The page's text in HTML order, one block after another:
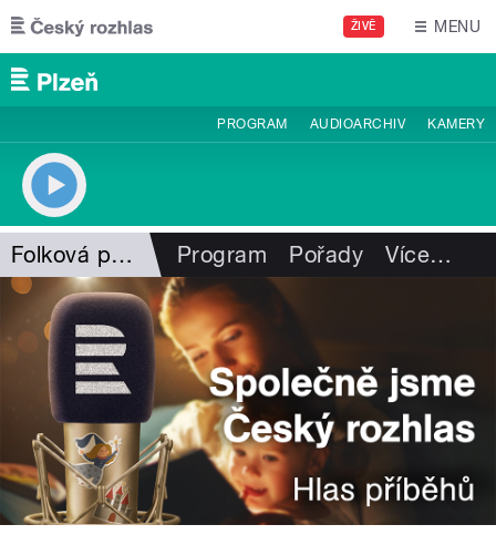
Přejít k hlavnímu obsahu
ŽIVĚ MENU
PROGRAM AUDIOARCHIV KAMERY
Folková pohlazení Program Pořady Více…